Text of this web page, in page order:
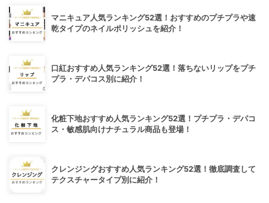
マニキュア人気ランキング52選！おすすめのプチプラや速
乾タイプのネイルポリッシュを紹介！
口紅おすすめ人気ランキング52選！落ちないリップをプチ
プラ・デパコス別に紹介！
化粧下地おすすめ人気ランキング52選！プチプラ・デパコ
ス・敏感肌向けナチュラル商品も登場！
クレンジングおすすめ人気ランキング52選！徹底調査して
テクスチャータイプ別に紹介！